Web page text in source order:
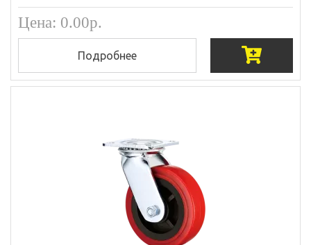
Цена: 0.00р.
Подробнее